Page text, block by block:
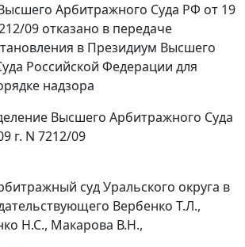
Арбитражного Суда РФ от 19
09 отказано в передаче
в Президиум Высшего
Российской Федерации для
надзора
Высшего Арбитражного Суда
г. N 7212/09
суд Уральского округа в
Вербенко Т.Л.,
Н.С., Макарова В.Н.,